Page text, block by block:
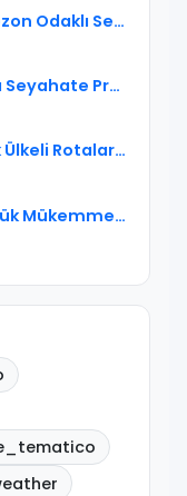
Özel Programlar: Etkinlik ve Sezon Odaklı Seyahati Doğru Kurgulayın
Tematik Turlar: Özel İlgi Odaklı Seyahate Pratik Rehber
Kombine Turlar: Sorunsuz Çok Ülkeli Rotalar İçin Kapsamlı Rehber
Şehir Konaklamaları: 2-5 Günlük Mükemmel Kentsel Kaçışların Sanatı